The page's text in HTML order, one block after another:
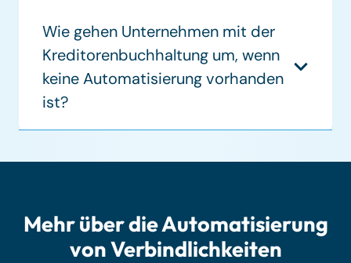
Wie gehen Unternehmen mit der
Kreditorenbuchhaltung um, wenn
keine Automatisierung vorhanden
ist?
Mehr über die Automatisierung
von Verbindlichkeiten